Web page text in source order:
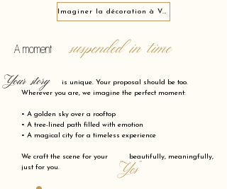
Imaginer la décoration à Vannes 56000
A moment suspended in time
is unique. Your proposal should be too.
Wherever you are, we imagine the perfect moment:
• A golden sky over a rooftop
• A tree-lined path filled with emotion
• A magical city for a timeless experience
We craft the scene for your beautifully, meaningfully,
just for you.
"Yes"
Your story